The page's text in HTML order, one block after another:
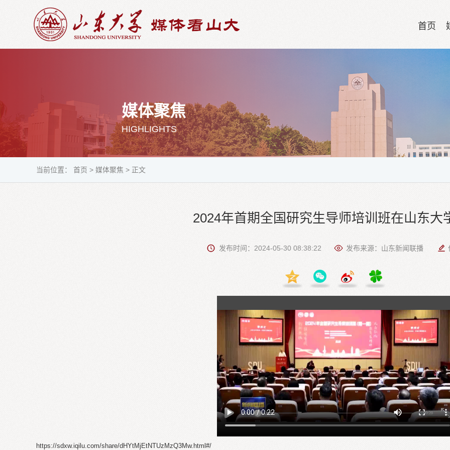
首页
媒体聚焦
HIGHLIGHTS
当前位置： 首页 > 媒体聚焦 > 正文
2024年首期全国研究生导师培训班在山东大
发布时间：2024-05-30 08:38:22 发布来源：山东新闻联播
https://sdxw.iqilu.com/share/dHYtMjEtNTUzMzQ3Mw.html#/